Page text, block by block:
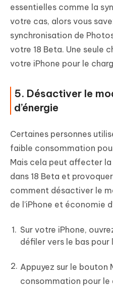
essentielles comme la
votre cas, alors vous
synchronisation de
votre 18 Beta. Une seule
votre iPhone pour le
5. Désactiver le
d’énergie
Certaines personnes
faible consommation
Mais cela peut affecter
dans 18 Beta et
comment désactiver le
de l’iPhone et économie
Sur votre iPhone,
défiler vers le bas
Appuyez sur le bouton
consommation pour le